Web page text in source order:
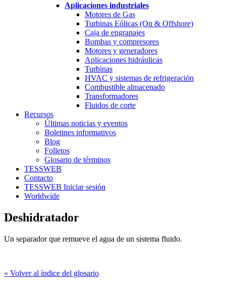
Aplicaciones industriales
Motores de Gas
Turbinas Eólicas (On & Offshore)
Caja de engranajes
Bombas y compresores
Motores y generadores
Aplicaciones hidráulicas
Turbinas
HVAC y sistemas de refrigeración
Combustible almacenado
Transformadores
Fluidos de corte
Recursos
Últimas noticias y eventos
Boletines informativos
Blog
Folletos
Glosario de términos
TESSWEB
Contacto
TESSWEB Iniciar sesión
Worldwide
Deshidratador
Un separador que remueve el agua de un sistema fluido.
« Volver al índice del glosario